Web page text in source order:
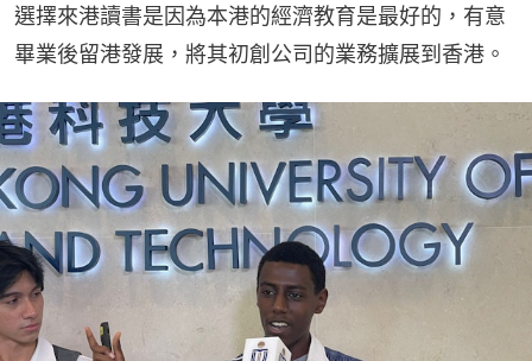
選擇來港讀書是因為本港的經濟教育是最好的，有意
畢業後留港發展，將其初創公司的業務擴展到香港。